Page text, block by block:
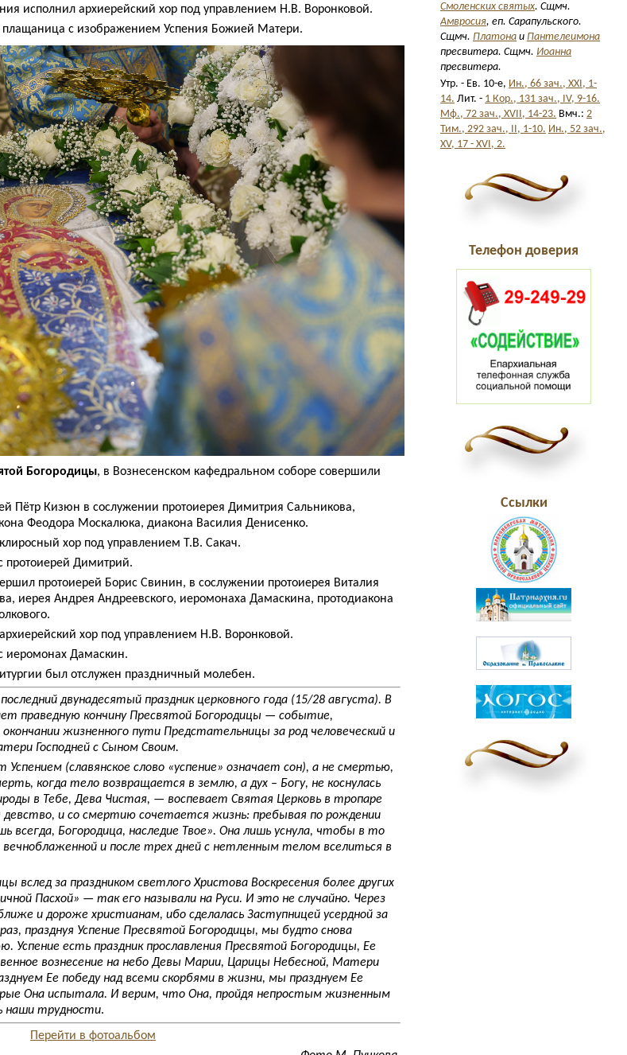
исполнил архиерейский хор под управлением Н.В. Воронковой.
плащаница с изображением Успения Божией Матери.
Богородицы, в Вознесенском кафедральном соборе совершили
Пётр Кизюн в сослужении протоиерея Димитрия Сальникова,
Феодора Москалюка, диакона Василия Денисенко.
хор под управлением Т.В. Сакач.
протоиерей Димитрий.
протоиерей Борис Свинин, в сослужении протоиерея Виталия
иерея Андрея Андреевского, иеромонаха Дамаскина, протодиакона
хор под управлением Н.В. Воронковой.
иеромонах Дамаскин.
был отслужен праздничный молебен.
двунадесятый праздник церковного года (15/28 августа). В
праведную кончину Пресвятой Богородицы — событие,
жизненного пути Предстательницы за род человеческий и
Господней с Сыном Своим.
Успением (славянское слово «успение» означает сон), а не смертью,
когда тело возвращается в землю, а дух – Богу, не коснулась
в Тебе, Дева Чистая, — воспевает Святая Церковь в тропаре
девство, и со смертию сочетается жизнь: пребывая по рождении
Богородица, наследие Твое». Она лишь уснула, чтобы в то
и после трех дней с нетленным телом вселиться в
вслед за праздником светлого Христова Воскресения более других
Пасхой» — так его называли на Руси. И это не случайно. Через
и дороже христианам, ибо сделалась Заступницей усердной за
празднуя Успение Пресвятой Богородицы, мы будто снова
есть праздник прославления Пресвятой Богородицы, Ее
вознесение на небо Девы Марии, Царицы Небесной, Матери
Ее победу над всеми скорбями в жизни, мы празднуем Ее
Она испытала. И верим, что Она, пройдя непростым жизненным
наши трудности.
Перейти в фотоальбом
Смоленских святых. Сщмч.
Амвросия, еп. Сарапульского.
Сщмч. Платона и Пантелеимона
пресвитера. Сщмч. Иоанна
пресвитера.
Утр. - Ев. 10-е, Ин., 66 зач., XXI, 1-
14. Лит. - 1 Кор., 131 зач., IV, 9-16.
Мф., 72 зач., XVII, 14-23. Вмч.: 2
Тим., 292 зач., II, 1-10. Ин., 52 зач.,
XV, 17 - XVI, 2.
Телефон доверия
Ссылки